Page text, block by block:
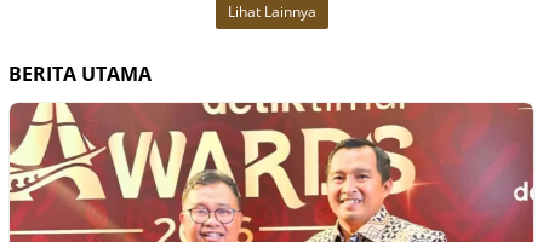
Lihat Lainnya
BERITA UTAMA